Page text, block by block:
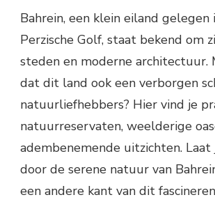
Bahrein, een klein eiland gelegen
Perzische Golf, staat bekend om
steden en moderne architectuur.
dat dit land ook een verborgen
natuurliefhebbers? Hier vind je
natuurreservaten, weelderige
adembenemende uitzichten. Laat
door de serene natuur van
een andere kant van dit